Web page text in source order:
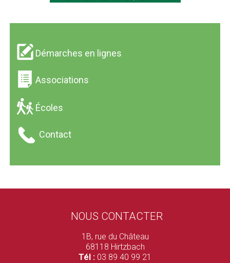
Démarches en lignes
Associations
Écoles
Contact
NOUS CONTACTER
1B, rue du Château
68118 Hirtzbach
Tél : 03 89 40 99 21